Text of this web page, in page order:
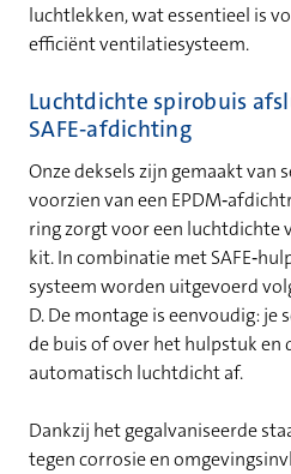
luchtlekken, wat essentieel is
efficiënt ventilatiesysteem.
Luchtdichte spirobuis
SAFE‑afdichting
Onze deksels zijn gemaakt van
voorzien van een
ring zorgt voor een luchtdichte
kit. In combinatie met
systeem worden uitgevoerd
D. De montage is eenvoudig:
de buis of over het hulpstuk en
automatisch luchtdicht af.
Dankzij het gegalvaniseerde
tegen corrosie en